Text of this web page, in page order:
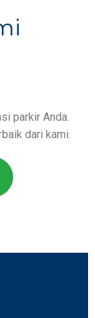
parkir Anda.
dari kami.